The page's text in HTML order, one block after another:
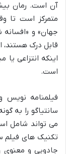
آن است. رمان
متمرکز است تا
جهان» و
قابل درک هستند،
اینکه انتزاعی
است.
فیلمنامه نویس
سانتیاگو را به
می تواند شامل
تکنیک های
جادویی و معنوی